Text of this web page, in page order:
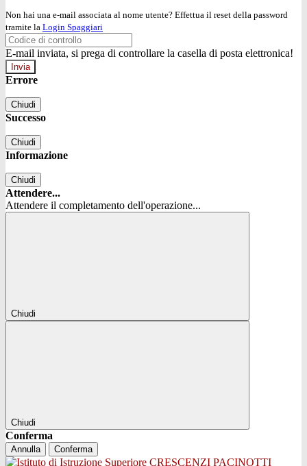
Non hai una e-mail associata al nome utente? Effettua il reset della password
tramite la Login Spaggiari
E-mail inviata, si prega di controllare la casella di posta elettronica!
Errore
Chiudi
Successo
Chiudi
Informazione
Chiudi
Attendere...
Attendere il completamento dell'operazione...
Chiudi
Chiudi
Conferma
Annulla Conferma